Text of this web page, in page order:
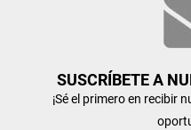
SUSCRÍBETE A
¡Sé el primero en recibir